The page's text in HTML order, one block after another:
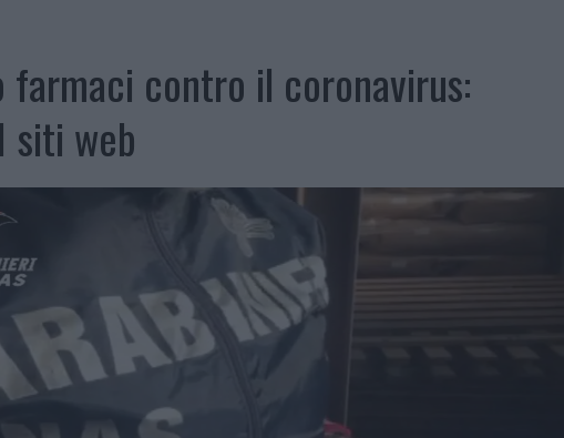
farmaci contro il coronavirus:
siti web